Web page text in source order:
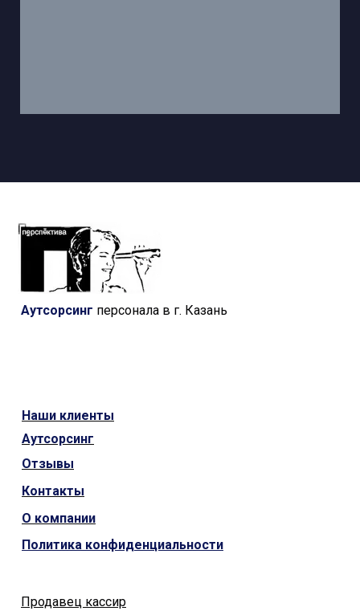
Политика конфиденциальности
Продавец кассир
О компании
Контакты
Отзывы
Аутсорсинг
Наши клиенты
Аутсорсинг персонала в г. Казань